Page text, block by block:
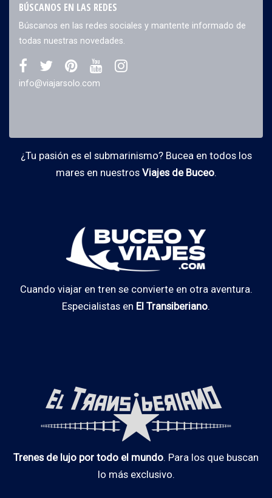
BÚSCANOS EN LAS REDES
Búscanos en las redes sociales y mantente informado de
todas nuestras novedades.
info@viajarsolo.com
¿Tu pasión es el submarinismo? Bucea en todos los
mares en nuestros Viajes de Buceo.
Cuando viajar en tren se convierte en otra aventura.
Especialistas en El Transiberiano.
Trenes de lujo por todo el mundo. Para los que buscan
lo más exclusivo.